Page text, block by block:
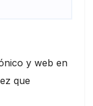
y web en
que